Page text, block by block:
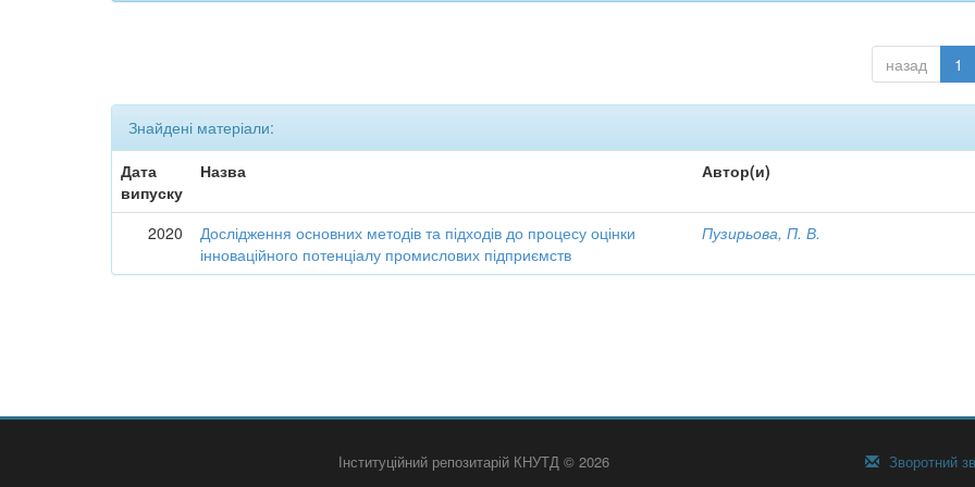
назад 1
Знайдені матеріали:
Дата
випуску
Назва Автор(и)
2020
Дослідження основних методів та підходів до процесу оцінки
інноваційного потенціалу промислових підприємств
Пузирьова, П. В.
Інституційний репозитарій КНУТД © 2026 Зворотний